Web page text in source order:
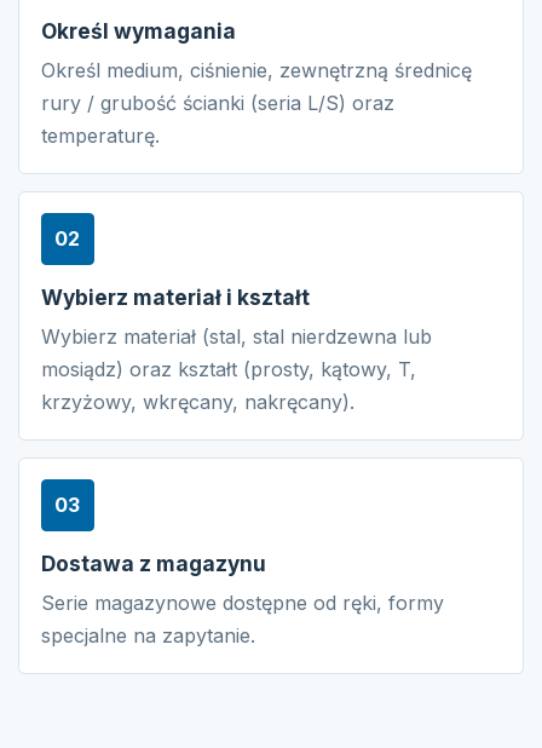
Określ wymagania
Określ medium, ciśnienie, zewnętrzną średnicę
rury / grubość ścianki (seria L/S) oraz
temperaturę.
02
Wybierz materiał i kształt
Wybierz materiał (stal, stal nierdzewna lub
mosiądz) oraz kształt (prosty, kątowy, T,
krzyżowy, wkręcany, nakręcany).
03
Dostawa z magazynu
Serie magazynowe dostępne od ręki, formy
specjalne na zapytanie.